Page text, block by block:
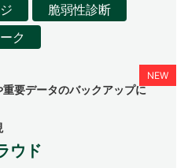
脆弱性診断
ク
ウド
要データのバックアップに